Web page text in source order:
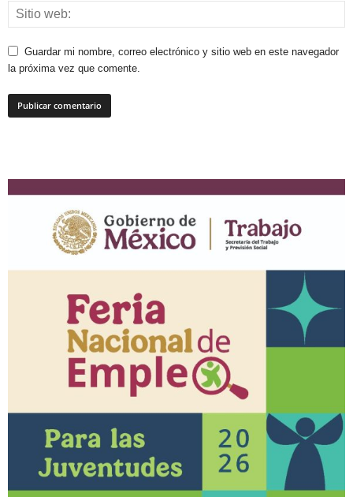
Guardar mi nombre, correo electrónico y sitio web en este navegador
la próxima vez que comente.